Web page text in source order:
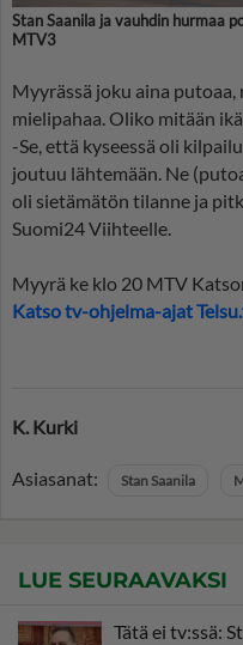
Stan Saanila ja vauhdin hurmaa
MTV3
Myyrässä joku aina
mielipahaa. Oliko mitään
-Se, että kyseessä oli
joutuu lähtemään. Ne
oli sietämätön tilanne ja
Suomi24 Viihteelle.
Myyrä ke klo 20 MTV
Katso tv-ohjelma-ajat
K. Kurki
Asiasanat: Stan Saanila
LUE SEURAAVAKSI
Tätä ei tv:ssä: